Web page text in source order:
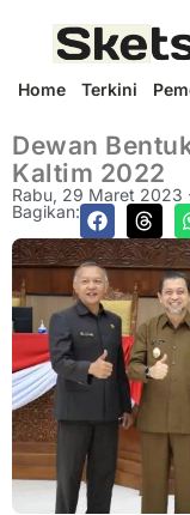
Home Terkini
Dewan
Kaltim 2022
Rabu, 29 Maret 2023
Bagikan: